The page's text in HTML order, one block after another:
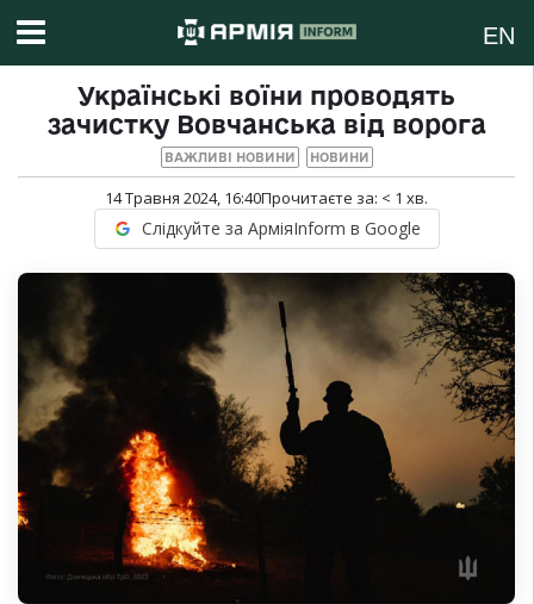
EN
Українські воїни проводять
зачистку Вовчанська від ворога
ВАЖЛИВІ НОВИНИ НОВИНИ
14 Травня 2024, 16:40Прочитаєте за: < 1 хв.
Слідкуйте за АрміяInform в Google